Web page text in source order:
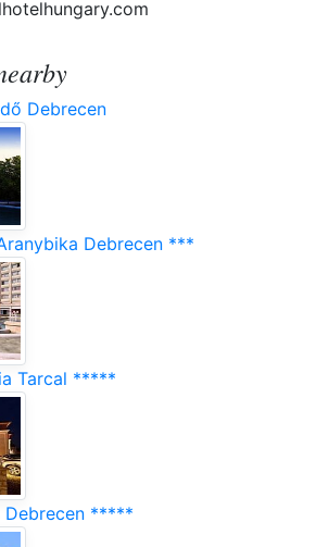
Debrecen
Debrecen ***
Tarcal *****
*****